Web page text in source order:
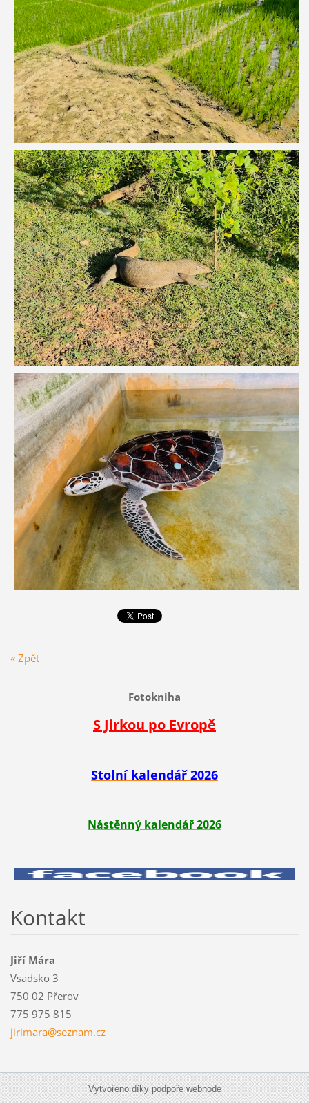
« Zpět
Fotokniha
S Jirkou po Evropě
Stolní kalendář 2026
Nástěnný kalendář 2026
Kontakt
Jiří Mára
Vsadsko 3
750 02 Přerov
775 975 815
jirimara@seznam.cz
Vytvořeno díky podpoře webnode